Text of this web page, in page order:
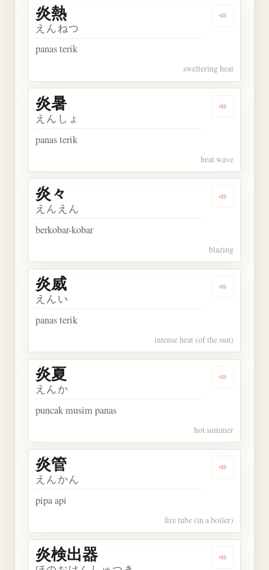
Dengarkan
炎熱
えんねつ
panas terik
sweltering heat
Dengarkan
炎暑
えんしょ
panas terik
heat wave
Dengarkan
炎々
えんえん
berkobar-kobar
blazing
Dengarkan
炎威
えんい
panas terik
intense heat (of the sun)
Dengarkan
炎夏
えんか
puncak musim panas
hot summer
Dengarkan
炎管
えんかん
pipa api
fire tube (in a boiler)
Dengarkan
炎検出器